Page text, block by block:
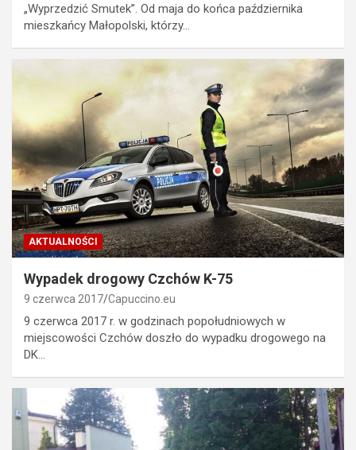
„Wyprzedzić Smutek”. Od maja do końca października
mieszkańcy Małopolski, którzy…
AKTUALNOŚCI
Wypadek drogowy Czchów K-75
9 czerwca 2017 Capuccino.eu
9 czerwca 2017 r. w godzinach popołudniowych w
miejscowości Czchów doszło do wypadku drogowego na
DK…